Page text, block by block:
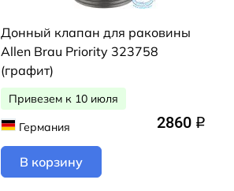
Донный клапан для раковины
Allen Brau Priority 323758
(графит)
Привезем к 10 июля
Германия
2860 q
В корзину